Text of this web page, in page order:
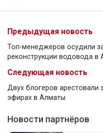
Предыдущая новость
Топ-менеджеров осудили
реконструкции водовода в
Следующая новость
Двух блогеров арестовали
эфирах в Алматы